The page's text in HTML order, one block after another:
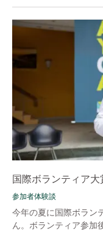
国際ボランティア
参加者体験談
今年の夏に国際ボラン
ん。ボランティア参加